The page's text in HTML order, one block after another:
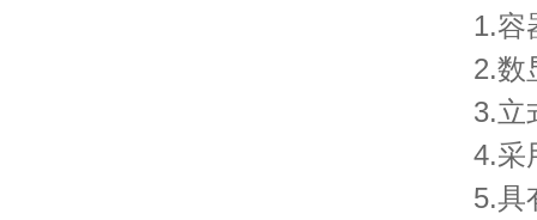
1.容
2.数
3.立
4.采
5.具